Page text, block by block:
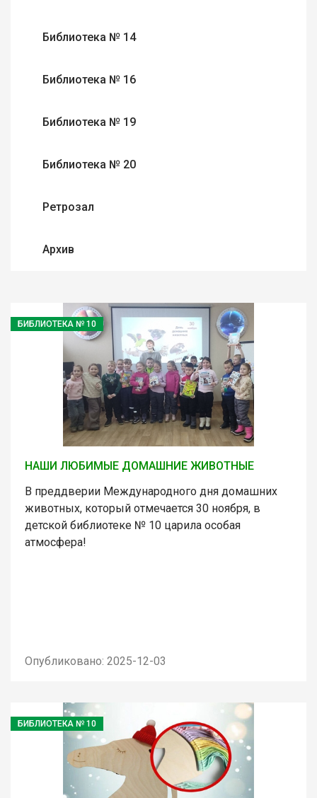
Библиотека № 14
Библиотека № 16
Библиотека № 19
Библиотека № 20
Ретрозал
Архив
БИБЛИОТЕКА № 10
НАШИ ЛЮБИМЫЕ ДОМАШНИЕ ЖИВОТНЫЕ
В преддверии Международного дня домашних
животных, который отмечается 30 ноября, в
детской библиотеке № 10 царила особая
атмосфера!
Опубликовано: 2025-12-03
БИБЛИОТЕКА № 10